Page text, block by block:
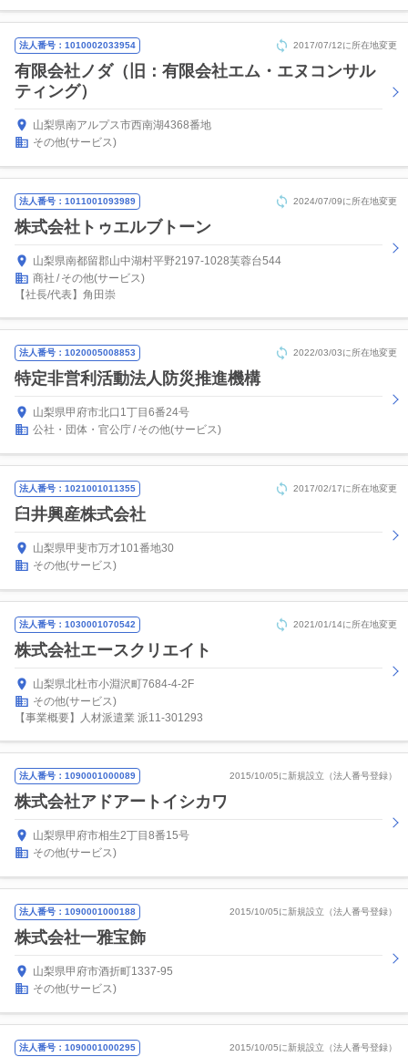
法人番号：1010002033954 2017/07/12に所在地変更
有限会社ノダ（旧：有限会社エム・エヌコンサル
ティング）
山梨県南アルプス市西南湖4368番地
その他(サービス)
法人番号：1011001093989 2024/07/09に所在地変更
株式会社トゥエルブトーン
山梨県南都留郡山中湖村平野2197-1028芙蓉台544
商社
その他(サービス)
【社長/代表】角田崇
法人番号：1020005008853 2022/03/03に所在地変更
特定非営利活動法人防災推進機構
山梨県甲府市北口1丁目6番24号
公社・団体・官公庁 その他(サービス)
法人番号：1021001011355 2017/02/17に所在地変更
臼井興産株式会社
山梨県甲斐市万才101番地30
その他(サービス)
法人番号：1030001070542 2021/01/14に所在地変更
株式会社エースクリエイト
山梨県北杜市小淵沢町7684-4-2F
その他(サービス)
【事業概要】人材派遣業 派11-301293
法人番号：1090001000089 2015/10/05に新規設立（法人番号登録）
株式会社アドアートイシカワ
山梨県甲府市相生2丁目8番15号
その他(サービス)
法人番号：1090001000188 2015/10/05に新規設立（法人番号登録）
株式会社一雅宝飾
山梨県甲府市酒折町1337-95
その他(サービス)
法人番号：1090001000295 2015/10/05に新規設立（法人番号登録）